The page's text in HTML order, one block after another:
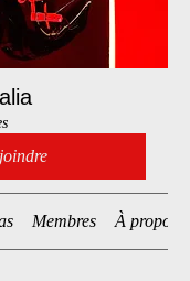
Membres À propos